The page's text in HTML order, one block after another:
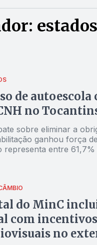
estados
de
no
sobre eliminar a
ganhou força
representa entre
do MinC
com
no